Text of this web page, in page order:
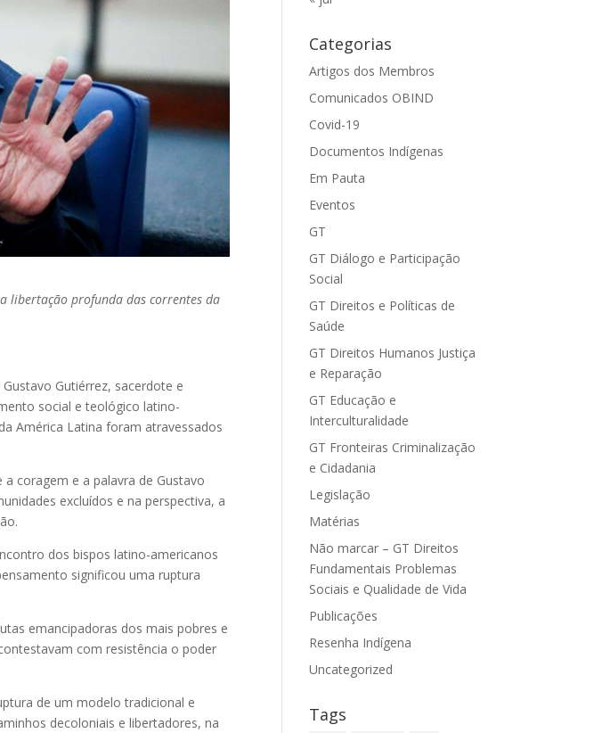
libertação profunda das correntes da
Gutiérrez, sacerdote e
social e teológico latino-
América Latina foram atravessados
coragem e a palavra de Gustavo
excluídos e na perspectiva, a
dos bispos latino-americanos
significou uma ruptura
emancipadoras dos mais pobres e
com resistência o poder
de um modelo tradicional e
decoloniais e libertadores, na
Categorias
Artigos dos Membros
Comunicados OBIND
Covid-19
Documentos Indígenas
Em Pauta
Eventos
GT
GT Diálogo e Participação
Social
GT Direitos e Políticas de
Saúde
GT Direitos Humanos Justiça
e Reparação
GT Educação e
Interculturalidade
GT Fronteiras Criminalização
e Cidadania
Legislação
Matérias
Não marcar – GT Direitos
Fundamentais Problemas
Sociais e Qualidade de Vida
Publicações
Resenha Indígena
Uncategorized
Tags